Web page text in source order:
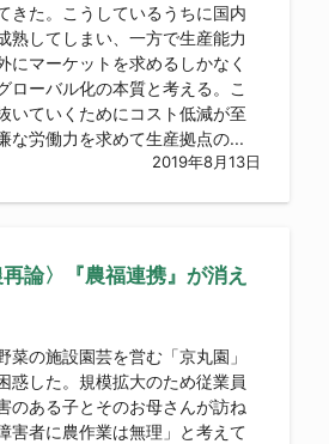
きた。こうしているうちに国内
熟してしまい、一方で生産能力
にマーケットを求めるしかなく
ローバル化の本質と考える。こ
いていくためにコスト低減が至
な労働力を求めて生産拠点の...
2019年8月13日
再論〉『農福連携』が消え
の施設園芸を営む「京丸園」
惑した。規模拡大のため従業員
のある子とそのお母さんが訪ね
害者に農作業は無理」と考えて